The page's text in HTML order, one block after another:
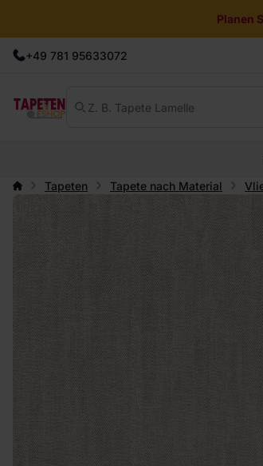
Planen
+49 781 95633072
Tapeten
Tapete nach Material